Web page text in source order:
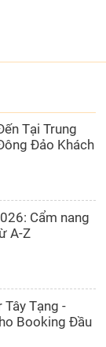
Tại Trung
Đảo Khách
Cẩm nang
A-Z
Tây Tạng -
Booking Đầu